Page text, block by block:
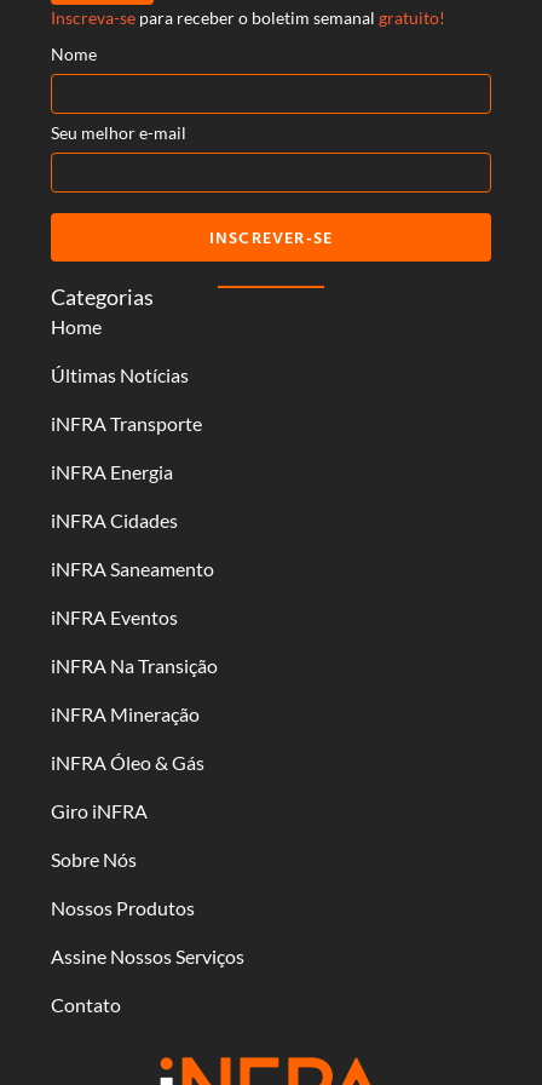
Categorias
Home
Últimas Notícias
iNFRA Transporte
iNFRA Energia
iNFRA Cidades
iNFRA Saneamento
iNFRA Eventos
iNFRA Na Transição
iNFRA Mineração
iNFRA Óleo & Gás
Giro iNFRA
Sobre Nós
Nossos Produtos
Assine Nossos Serviços
Contato
Inscreva-se para receber o boletim semanal gratuito!
Nome
Seu melhor e-mail
INSCREVER-SE